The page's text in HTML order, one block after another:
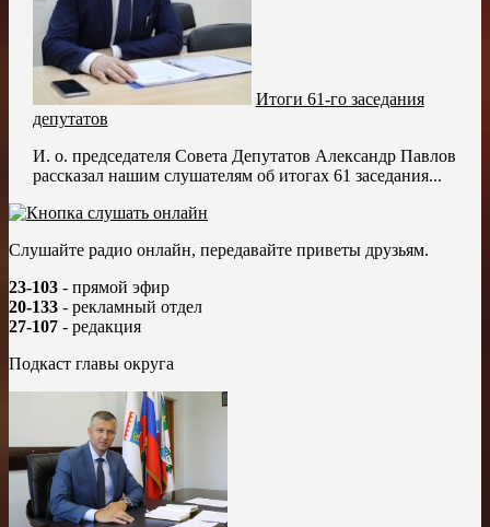
Итоги 61-го заседания
депутатов
И. о. председателя Совета Депутатов Александр Павлов
рассказал нашим слушателям об итогах 61 заседания...
Слушайте радио онлайн, передавайте приветы друзьям.
23-103 - прямой эфир
20-133 - рекламный отдел
27-107 - редакция
Подкаст главы округа